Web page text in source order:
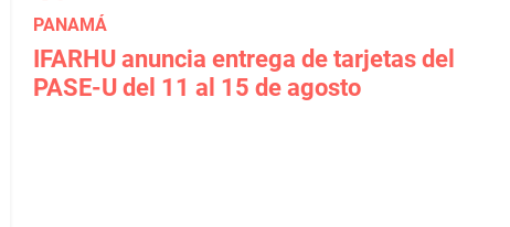
PANAMÁ
IFARHU anuncia entrega de tarjetas del
PASE-U del 11 al 15 de agosto